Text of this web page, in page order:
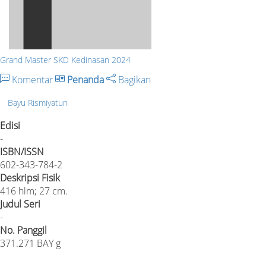
Grand Master SKD Kedinasan 2024
Komentar Penanda Bagikan
Bayu Rismiyatun
Edisi
-
ISBN/ISSN
602-343-784-2
Deskripsi Fisik
416 hlm; 27 cm.
Judul Seri
-
No. Panggil
371.271 BAY g